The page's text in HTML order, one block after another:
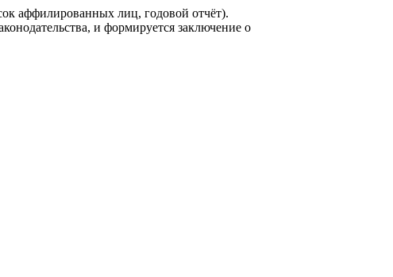
аффилированных лиц, годовой отчёт).
и формируется заключение о